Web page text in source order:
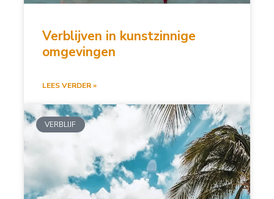
Verblijven in kunstzinnige
omgevingen
LEES VERDER »
VERBLIJF